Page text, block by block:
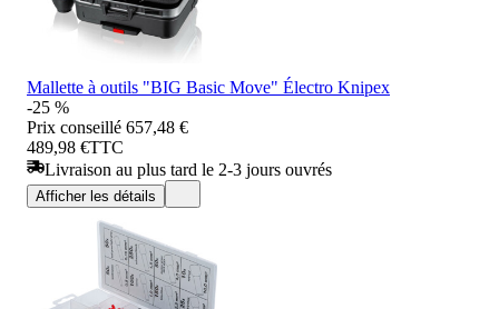
Mallette à outils "BIG Basic Move" Électro Knipex
-25 %
Prix conseillé 657,48 €
489,98 €TTC
Livraison au plus tard le 2-3 jours ouvrés
Afficher les détails